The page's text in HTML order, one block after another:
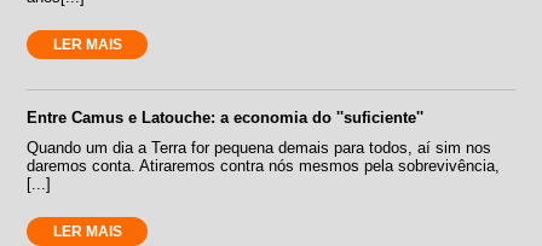
LER MAIS
Entre Camus e Latouche: a economia do ''suficiente''
Quando um dia a Terra for pequena demais para todos, aí sim nos
daremos conta. Atiraremos contra nós mesmos pela sobrevivência,
[...]
LER MAIS